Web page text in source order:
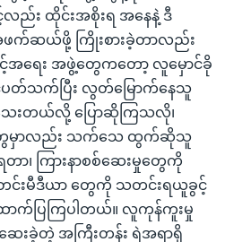
လည်း ထိုင်းအစိုးရ အနေနဲ့ ဒီ
အဖက်ဆယ်ဖို့ ကြိုးစားခဲ့တာလည်း
င့်အရေး အဖွဲ့တွေကတော့ လူမှောင်ခို
ပတ်သက်ပြီး လွတ်မြောက်နေသူ
သေးတယ်လို့ ပြောဆိုကြသလို၊
ေမှာလည်း သက်သေ ထွက်ဆိုသူ
၊ ကြားနာစစ်ဆေးမှုတွေကို
င်းမီဒီယာ တွေကို သတင်းရယူခွင့်
က်ပြကြပါတယ်။ လူကုန်ကူးမှု
းခဲ့တဲ့ အကြီးတန်း ရဲအရာရှိ